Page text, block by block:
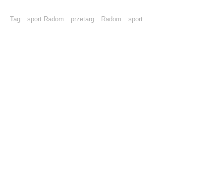
Tag: sport Radom przetarg Radom sport